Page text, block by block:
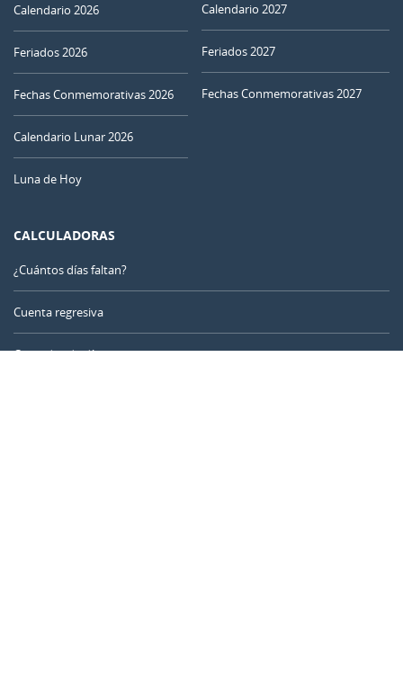
Calendario 2026
Feriados 2026
Fechas Conmemorativas 2026
Calendario Lunar 2026
Luna de Hoy
Calendario 2027
Feriados 2027
Fechas Conmemorativas 2027
CALCULADORAS
¿Cuántos días faltan?
Cuenta regresiva
Contador de días